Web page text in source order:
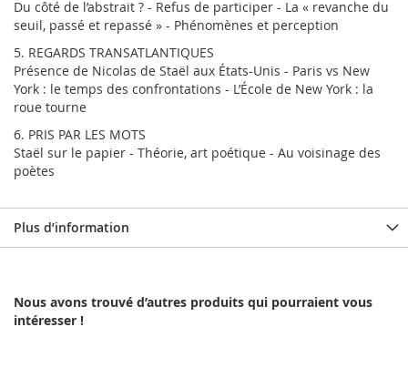
Du côté de l’abstrait ? - Refus de participer - La « revanche du
seuil, passé et repassé » - Phénomènes et perception
5. REGARDS TRANSATLANTIQUES
Présence de Nicolas de Staël aux États-Unis - Paris vs New
York : le temps des confrontations - L’École de New York : la
roue tourne
6. PRIS PAR LES MOTS
Staël sur le papier - Théorie, art poétique - Au voisinage des
poètes
Plus d’information
Nous avons trouvé d’autres produits qui pourraient vous
intéresser !